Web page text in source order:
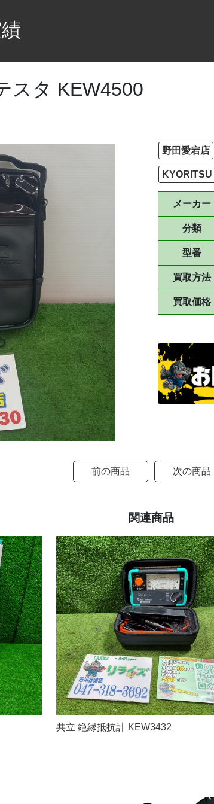
スタ KEW4500
野田愛宕店
KYORITSU
メーカー
分類
型番
買取方法
買取価格
前の商品 次の商品
関連商品
共立 絶縁抵抗計 KEW3432